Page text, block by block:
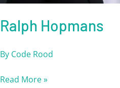
Ralph Hopmans
By Code Rood
Read More »